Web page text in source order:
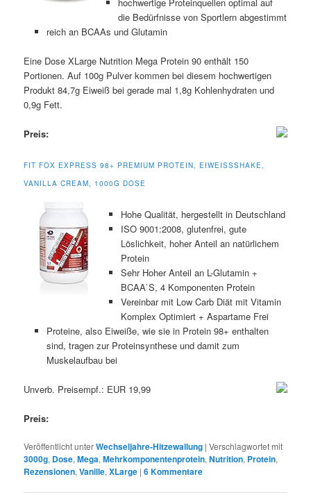
die Bedürfnisse von Sportlern abgestimmt
reich an BCAAs und Glutamin
Eine Dose XLarge Nutrition Mega Protein 90 enthält 150
Portionen. Auf 100g Pulver kommen bei diesem hochwertigen
Produkt 84,7g Eiweiß bei gerade mal 1,8g Kohlenhydraten und
0,9g Fett.
Preis:
FIT FOX EXPRESS 98+ PREMIUM PROTEIN, EIWEISSSHAKE, V
ANILLA CREAM, 1000G DOSE
Hohe Qualität, hergestellt in Deutschland
ISO 9001:2008, glutenfrei, gute
Löslichkeit, hoher Anteil an natürlichem
Protein
Sehr Hoher Anteil an L-Glutamin +
BCAA`S, 4 Komponenten Protein
Vereinbar mit Low Carb Diät mit Vitamin
Komplex Optimiert + Aspartame Frei
Proteine, also Eiweiße, wie sie in Protein 98+ enthalten
sind, tragen zur Proteinsynthese und damit zum
Muskelaufbau bei
Unverb. Preisempf.: EUR 19,99
Preis:
Veröffentlicht unterWechseljahre-Hitzewallung |Verschlagwortet mit
3000g, Dose,Mega,Mehrkomponentenprotein,Nutrition, Protein,
Rezensionen,Vanille,XLarge |6Kommentare